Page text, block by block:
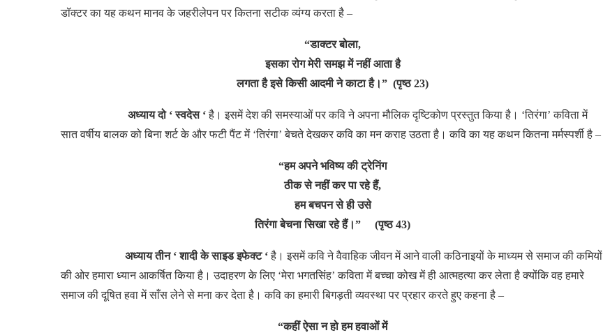
डॉक्टर का यह कथन मानव के जहरीलेपन पर कितना सटीक व्यंग्य करता है –
“डाक्टर बोला,
इसका रोग मेरी समझ में नहीं आता है
लगता है इसे किसी आदमी ने काटा है।” (पृष्ठ 23)
अध्याय दो ‘ स्वदेस ‘है। इसमें देश की समस्याओं पर कवि ने अपना मौलिक दृष्टिकोण प्रस्तुत किया है। ‘तिरंगा’ कविता में
सात वर्षीय बालक को बिना शर्ट के और फटी पैंट में ‘तिरंगा’ बेचते देखकर कवि का मन कराह उठता है। कवि का यह कथन कितना मर्मस्पर्शी है –
“हम अपने भविष्य की ट्रेनिंग
ठीक से नहीं कर पा रहे हैं,
हम बचपन से ही उसे
तिरंगा बेचना सिखा रहे हैं।” (पृष्ठ 43)
अध्याय तीन ‘ शादी के साइड इफेक्ट ‘है। इसमें कवि ने वैवाहिक जीवन में आने वाली कठिनाइयों के माध्यम से समाज की कमियों
की ओर हमारा ध्यान आकर्षित किया है। उदाहरण के लिए ‘मेरा भगतसिंह’ कविता में बच्चा कोख में ही आत्महत्या कर लेता है क्योंकि वह हमारे
समाज की दूषित हवा में साँस लेने से मना कर देता है। कवि का हमारी बिगड़ती व्यवस्था पर प्रहार करते हुए कहना है –
“कहीं ऐसा न हो हम हवाओं में